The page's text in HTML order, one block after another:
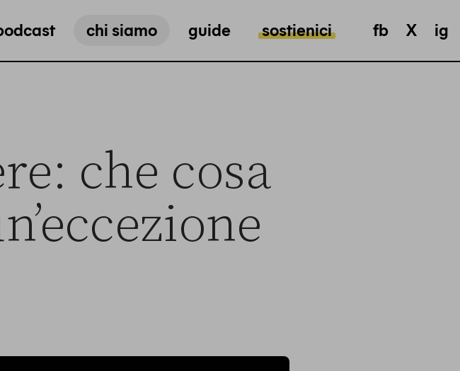
chi siamo guide sostienici fb X ig
che cosa